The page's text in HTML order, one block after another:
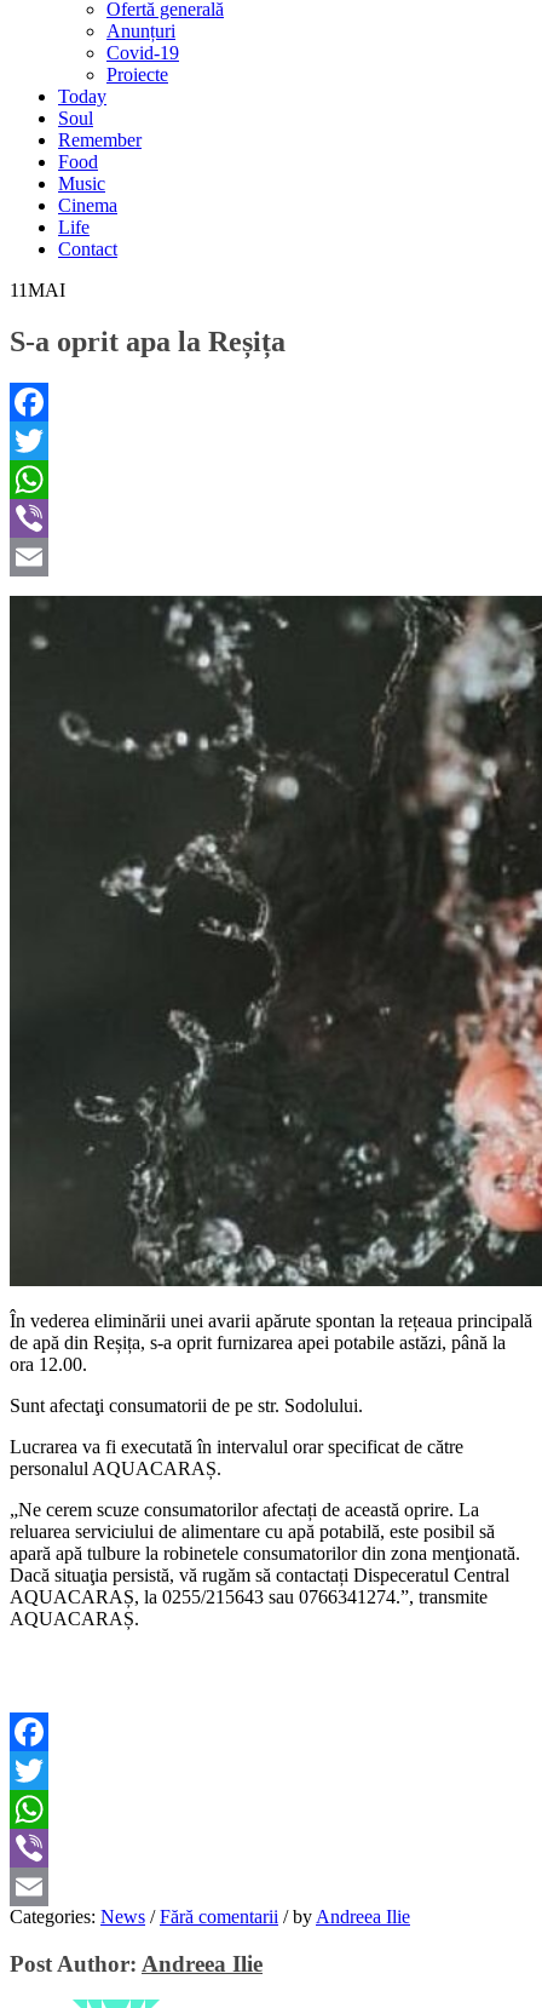
Ofertă generală
Anunțuri
Covid-19
Proiecte
Today
Soul
Remember
Food
Music
Cinema
Life
Contact
11MAI
S-a oprit apa la Reșița
Facebook
Twitter
WhatsApp
Viber
Email
În vederea eliminării unei avarii apărute spontan la rețeaua principală
de apă din Reșița, s-a oprit furnizarea apei potabile astăzi, până la
ora 12.00.
Sunt afectaţi consumatorii de pe str. Sodolului.
Lucrarea va fi executată în intervalul orar specificat de către
personalul AQUACARAȘ.
„Ne cerem scuze consumatorilor afectați de această oprire. La
reluarea serviciului de alimentare cu apă potabilă, este posibil să
apară apă tulbure la robinetele consumatorilor din zona menţionată.
Dacă situaţia persistă, vă rugăm să contactați Dispeceratul Central
AQUACARAȘ, la 0255/215643 sau 0766341274.”, transmite
AQUACARAȘ.
Facebook
Twitter
WhatsApp
Viber
Email
Categories: News / Fără comentarii /by Andreea Ilie
Post Author: Andreea Ilie